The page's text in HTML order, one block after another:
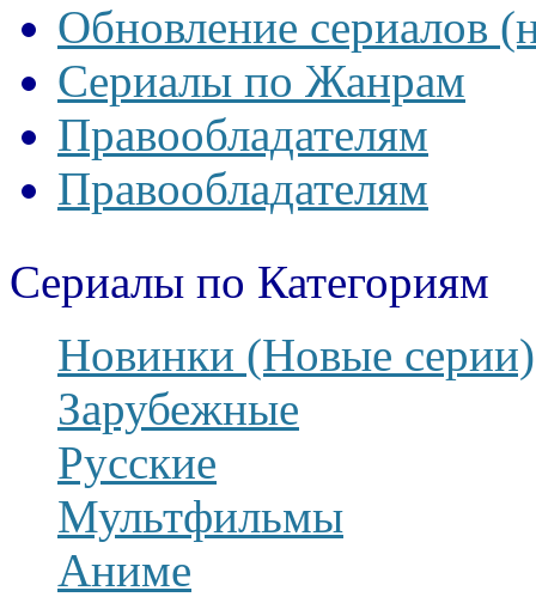
Обновление сериалов
Сериалы по Жанрам
Правообладателям
Правообладателям
Сериалы по Категориям
Новинки (Новые серии)
Зарубежные
Русские
Мультфильмы
Аниме